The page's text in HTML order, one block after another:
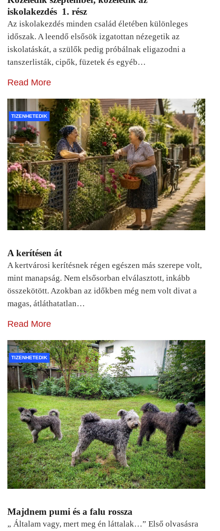
iskolakezdés 1. rész
Az iskolakezdés minden család életében különleges
időszak. A leendő elsősök izgatottan nézegetik az
iskolatáskát, a szülők pedig próbálnak eligazodni a
tanszerlisták, cipők, füzetek és egyéb…
Read More
TIZENHETEDIK
A kerítésen át
A kertvárosi kerítésnek régen egészen más szerepe volt,
mint manapság. Nem elsősorban elválasztott, inkább
összekötött. Azokban az időkben még nem volt divat a
magas, átláthatatlan…
Read More
TIZENHETEDIK
Majdnem pumi és a falu rossza
„ Általam vagy, mert meg én láttalak…” Első olvasásra